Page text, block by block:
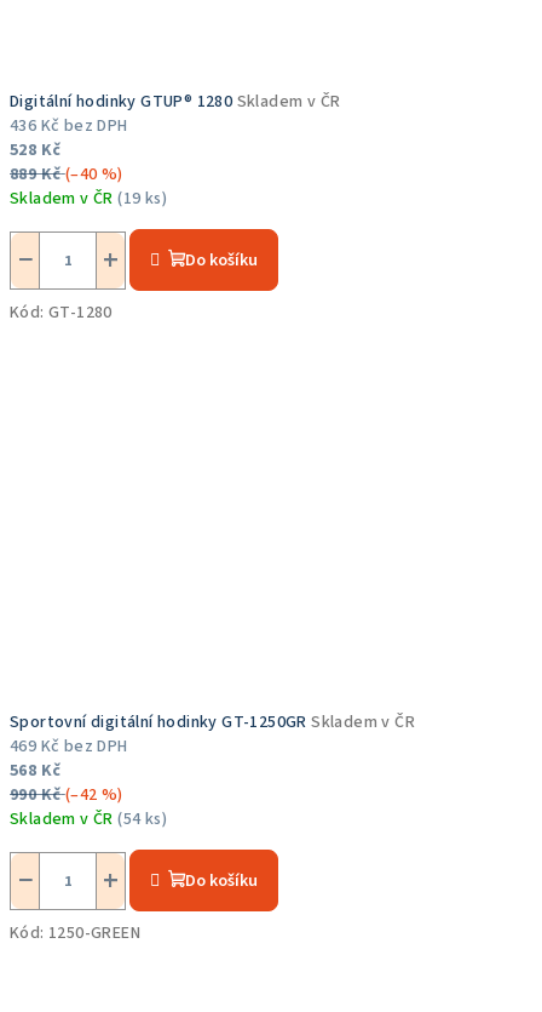
Digitální hodinky GTUP® 1280 Skladem v ČR
436 Kč bez DPH
528 Kč
889 Kč(–40 %)
Skladem v ČR(19 ks)
hodnocení
produktu
je
5,0
+
− Do košíku
Kód: GT-1280
Sportovní digitální hodinky GT-1250GRSkladem v ČR
469 Kč bez DPH
568 Kč
990 Kč(–42 %)
Skladem v ČR(54 ks)
hodnocení
produktu
je
5,0
+
− Do košíku
Kód: 1250-GREEN